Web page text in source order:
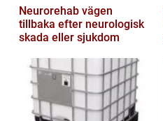
Neurorehab vägen
tillbaka efter neurologisk
skada eller sjukdom